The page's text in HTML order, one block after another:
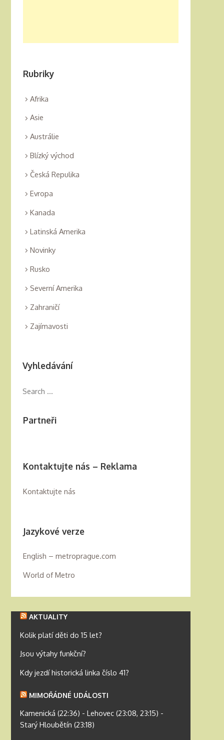
Rubriky
Afrika
Asie
Austrálie
Blízký východ
Česká Repulika
Evropa
Kanada
Latinská Amerika
Novinky
Rusko
Severní Amerika
Zahraničí
Zajímavosti
Vyhledávání
Partneři
Kontaktujte nás – Reklama
Kontaktujte nás
Jazykové verze
English – metroprague.com
World of Metro
AKTUALITY
Kolik platí děti do 15 let?
Jsou výtahy funkční?
Kdy jezdí historická linka číslo 41?
MIMOŘÁDNÉ UDÁLOSTI
Kamenická (22:36) - Lehovec (23:08, 23:15) -
Starý Hloubětín (23:18)